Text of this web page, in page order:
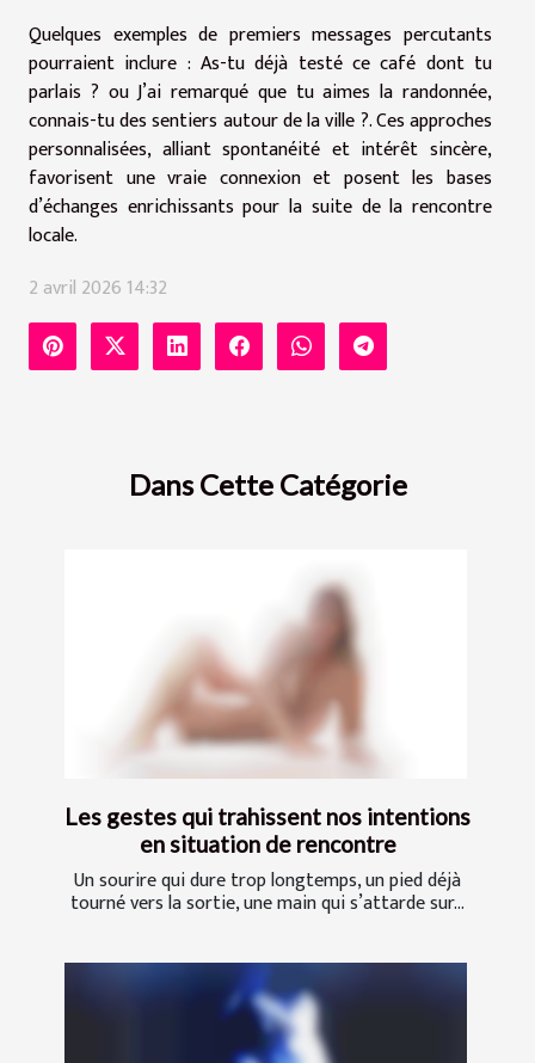
Quelques exemples de premiers messages percutants
pourraient inclure : As-tu déjà testé ce café dont tu
parlais ? ou J’ai remarqué que tu aimes la randonnée,
connais-tu des sentiers autour de la ville ?. Ces approches
personnalisées, alliant spontanéité et intérêt sincère,
favorisent une vraie connexion et posent les bases
d’échanges enrichissants pour la suite de la rencontre
locale.
2 avril 2026 14:32
Dans Cette Catégorie
Les gestes qui trahissent nos intentions
en situation de rencontre
Un sourire qui dure trop longtemps, un pied déjà
tourné vers la sortie, une main qui s’attarde sur...